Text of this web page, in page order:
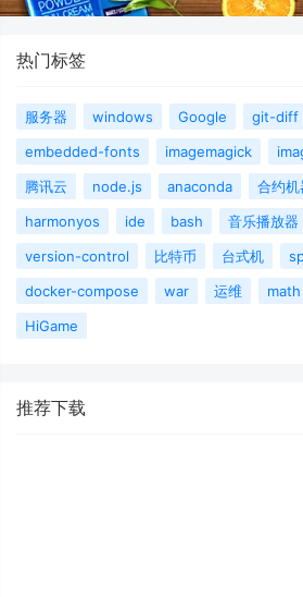
热门标签
服务器 windows Google git-diff
embedded-fonts
imagemagick
腾讯云
node.js anaconda 合约机
harmonyos
ide bash 音乐播放器
version-control
比特币 台式机
docker-compose
war 运维 math
HiGame
推荐下载